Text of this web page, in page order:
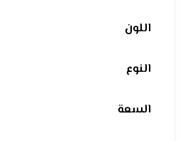
اللون
النوع
السعة